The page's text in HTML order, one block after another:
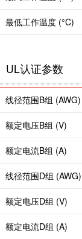
最低工作温度 (°C)
UL认证参数
线径范围B组 (AWG)
额定电压B组 (V)
额定电流B组 (A)
线径范围D组 (AWG)
额定电压D组 (V)
额定电流D组 (A)